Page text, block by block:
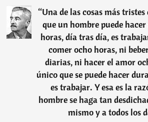
“Una de las cosas más
que un hombre puede
horas, día tras día, es
comer ocho horas, ni
diarias, ni hacer el amor
único que se puede hacer
es trabajar. Y esa es la
hombre se haga tan
mismo y a todos los